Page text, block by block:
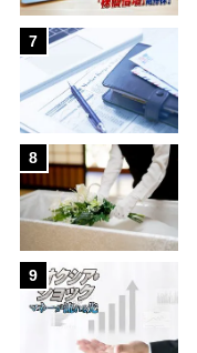
7
8
9